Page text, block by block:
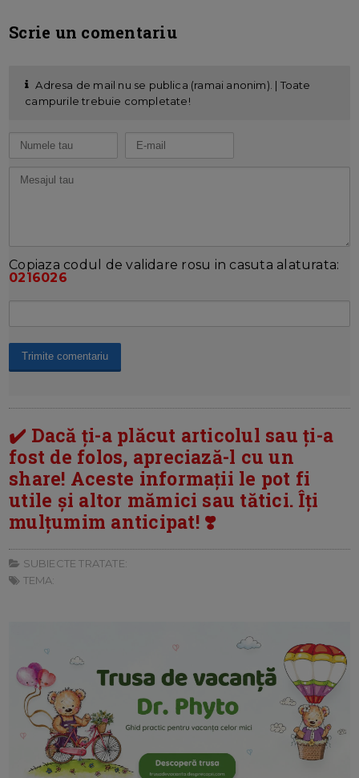
Scrie un comentariu
Adresa de mail nu se publica (ramai anonim). | Toate
campurile trebuie completate!
Copiaza codul de validare rosu in casuta alaturata:
0216026
✔️ Dacă ți-a plăcut articolul sau ți-a
fost de folos, apreciază-l cu un
share! Aceste informații le pot fi
utile și altor mămici sau tătici. Îți
mulțumim anticipat! ❣️
SUBIECTE TRATATE:
TEMA: